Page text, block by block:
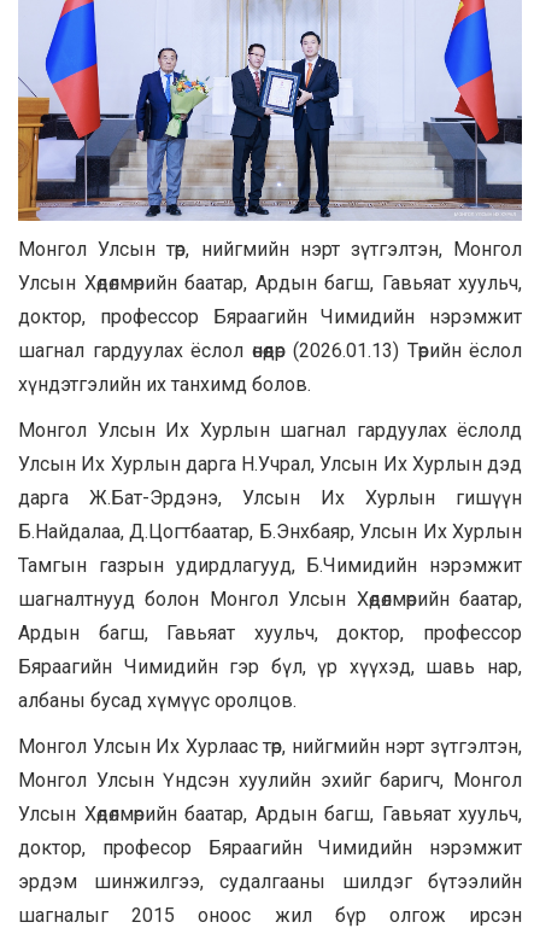
Монгол Улсын төр, нийгмийн нэрт зүтгэлтэн, Монгол
Улсын Хөдөлмөрийн баатар, Ардын багш, Гавьяат хуульч,
доктор, профессор Бяраагийн Чимидийн нэрэмжит
шагнал гардуулах ёслол өнөөдөр (2026.01.13) Төрийн ёслол
хүндэтгэлийн их танхимд болов.
Монгол Улсын Их Хурлын шагнал гардуулах ёслолд
Улсын Их Хурлын дарга Н.Учрал, Улсын Их Хурлын дэд
дарга Ж.Бат-Эрдэнэ, Улсын Их Хурлын гишүүн
Б.Найдалаа, Д.Цогтбаатар, Б.Энхбаяр, Улсын Их Хурлын
Тамгын газрын удирдлагууд, Б.Чимидийн нэрэмжит
шагналтнууд болон Монгол Улсын Хөдөлмөрийн баатар,
Ардын багш, Гавьяат хуульч, доктор, профессор
Бяраагийн Чимидийн гэр бүл, үр хүүхэд, шавь нар,
албаны бусад хүмүүс оролцов.
Монгол Улсын Их Хурлаас төр, нийгмийн нэрт зүтгэлтэн,
Монгол Улсын Үндсэн хуулийн эхийг баригч, Монгол
Улсын Хөдөлмөрийн баатар, Ардын багш, Гавьяат хуульч,
доктор, професор Бяраагийн Чимидийн нэрэмжит
эрдэм шинжилгээ, судалгааны шилдэг бүтээлийн
шагналыг 2015 оноос жил бүр олгож ирсэн